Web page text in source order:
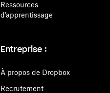
Ressources
d’apprentissage
Entreprise :
À propos de Dropbox
Recrutement